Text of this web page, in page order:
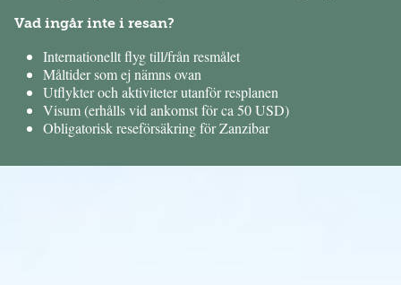
Vad ingår inte i resan?
Internationellt flyg till/från resmålet
Måltider som ej nämns ovan
Utflykter och aktiviteter utanför resplanen
Visum (erhålls vid ankomst för ca 50 USD)
Obligatorisk reseförsäkring för Zanzibar